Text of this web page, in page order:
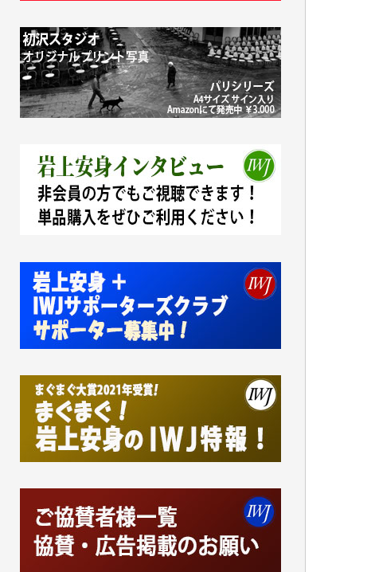
徳山匡 様
金 盛起 様
塩川 晃平 様
松本益美 様
井出 隆太 様
藤田英之 様
藤岡比左志 様
井出 隆太 様
小池説夫 様
諸般の事情によりIWJ会費払えず今は非会員
です。市民側に立つ講演会にIWJのカメラマ
ンをよく拝見しております。コンテンツが失
われるのはあまりにもったいない。少しでも
お役立てください。（H.O.様）
今日、僅かですがカンパしました。（T.M.
様）
今日、僅かですがカンパしました。IWJの危
機を乗り切るには到底及ばない額ですが病気
かねてよりIWJが発してきた膨大な取材記事
や解説記事、そして各界の方々とのインタビ
ューは大袈裟ではなく、極めて重要な知的財